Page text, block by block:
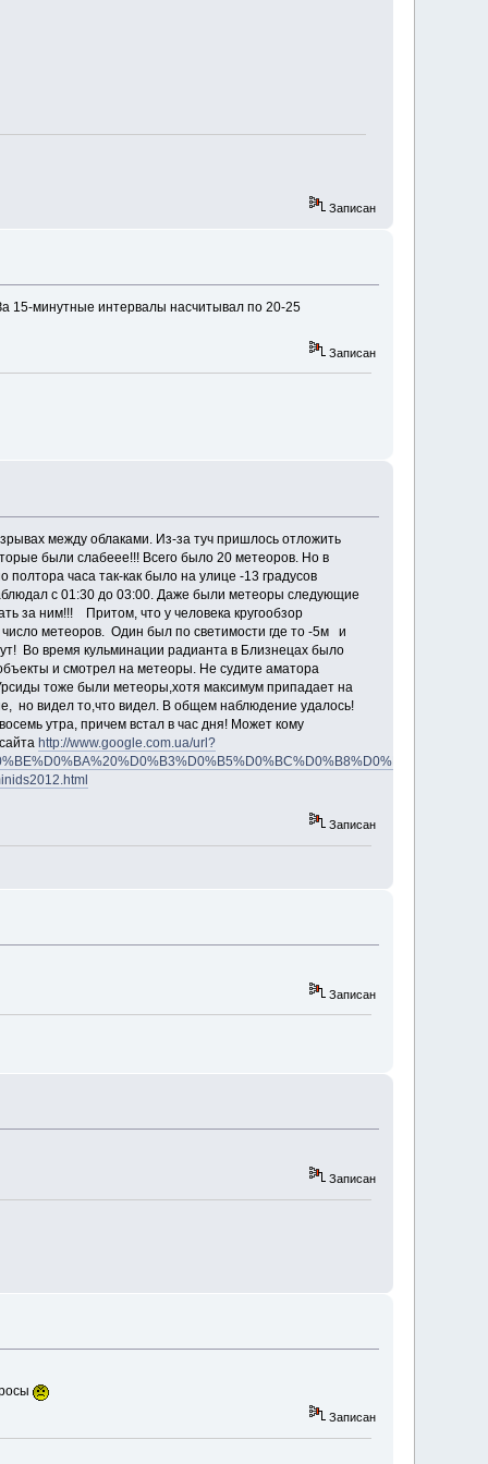
Записан
15-минутные интервалы насчитывал по 20-25
Записан
между облаками. Из-за туч пришлось отложить
были слабеее!!! Всего было 20 метеоров. Но в
часа так-как было на улице -13 градусов
с 01:30 до 03:00. Даже были метеоры следующие
за ним!!! Притом, что у человека кругообзор
метеоров. Один был по светимости где то -5м и
Во время кульминации радианта в Близнецах было
и смотрел на метеоры. Не судите аматора
тоже были метеоры,хотя максимум припадает на
но видел то,что видел. В общем наблюдение удалось!
утра, причем встал в час дня! Может кому
http://www.google.com.ua/url?
Записан
Записан
Записан
Записан